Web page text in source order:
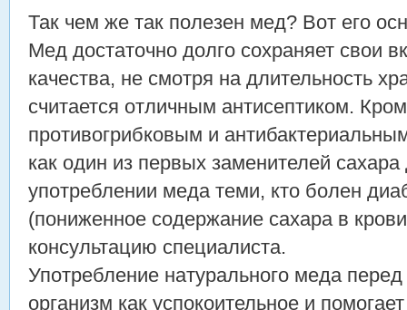
Так чем же так полезен мед? Вот его
Мед достаточно долго сохраняет свои
качества, не смотря на длительность
считается отличным антисептиком.
противогрибковым и
как один из первых заменителей
употреблении меда теми, кто болен
(пониженное содержание сахара в
консультацию специалиста.
Употребление натурального меда
организм как успокоительное и